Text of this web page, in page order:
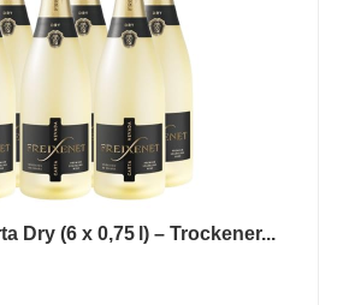
Dry (6 x 0,75 l) – Trockener...